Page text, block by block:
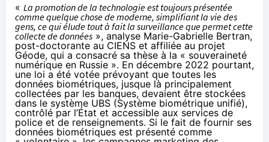
« La promotion de la technologie est toujours présentée
comme quelque chose de moderne, simplifiant la vie des
gens, ce qui élude tout à fait la surveillance que permet cette
collecte de données », analyse Marie-Gabrielle Bertran,
post-doctorante au CIENS et affiliée au projet
Géode, qui a consacré sa thèse à la « souveraineté
numérique en Russie ». En décembre 2022 pourtant,
une loi a été votée prévoyant que toutes les
données biométriques, jusque là principalement
collectées par les banques, devaient être stockées
dans le système UBS (Système biométrique unifié),
contrôlé par l’État et accessible aux services de
police et de renseignements. Si le fait de fournir ses
données biométriques est présenté comme